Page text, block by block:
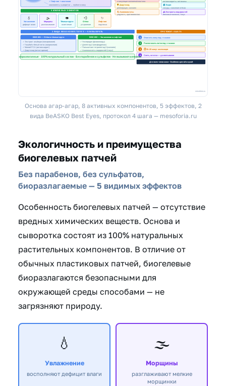
Основа агар-агар, 8 активных компонентов, 5 эффектов, 2
вида BeASKO Best Eyes, протокол 4 шага — mesoforia.ru
Экологичность и преимущества
биогелевых патчей
Без парабенов, без сульфатов,
биоразлагаемые — 5 видимых эффектов
Особенность биогелевых патчей — отсутствие
вредных химических веществ. Основа и
сыворотка состоят из 100% натуральных
растительных компонентов. В отличие от
обычных пластиковых патчей, биогелевые
биоразлагаются безопасными для
окружающей среды способами — не
загрязняют природу.
💧
Увлажнение
восполняют дефицит влаги
🌫️
Морщины
разглаживают мелкие
морщинки